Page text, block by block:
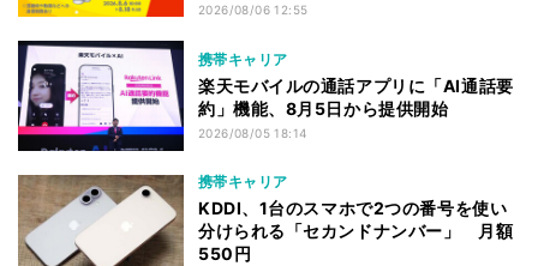
2026/08/06 12:55
携帯キャリア
楽天モバイルの通話アプリに「AI通話要
約」機能、8月5日から提供開始
2026/08/05 18:14
携帯キャリア
KDDI、1台のスマホで2つの番号を使い
分けられる「セカンドナンバー」 月額
550円